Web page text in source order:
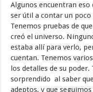
Algunos encuentran
ser útil a contar un poco
Tenemos pruebas de
creó el universo.
estaba allí para verlo,
cuentan. Tenemos
los detalles de su poder.
sorprendido al saber
adeptos, y que